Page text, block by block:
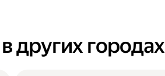
других городах